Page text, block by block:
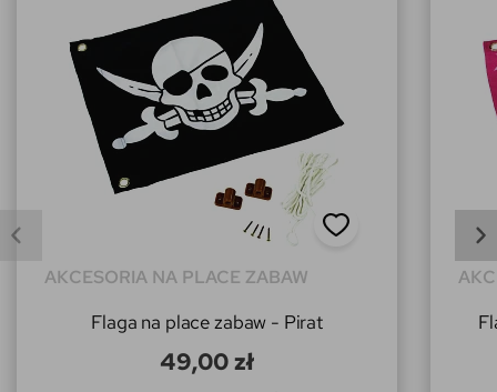
AKCESORIA NA PLACE ZABAW
Flaga na place zabaw - Pirat
49,00 zł